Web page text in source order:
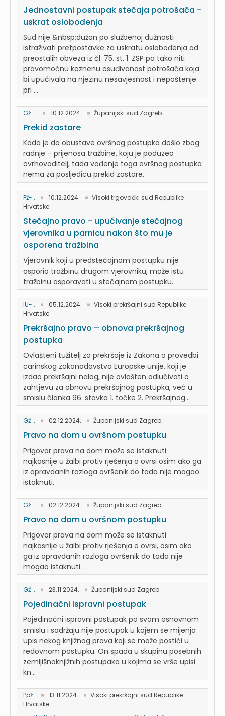
Jednostavni postupak stečaja potrošača -
uskrat oslobođenja
Sud nije &nbsp;dužan po službenoj dužnosti
istraživati pretpostavke za uskratu oslobođenja od
preostalih obveza iz čl. 75. st. 1. ZSP pa tako niti
pravomoćnu kaznenu osuđivanost potrošača koja
bi upućivala na njezinu nesavjesnost i nepoštenje
pri ...
Gž-... 10.12.2024. Županijski sud Zagreb
Prekid zastare
Kada je do obustave ovršnog postupka došlo zbog
radnje – prijenosa tražbine, koju je poduzeo
ovrhovoditelj, tada vođenje toga ovršnog postupka
nema za posljedicu prekid zastare.
Pž-... 10.12.2024.
Visoki trgovački sud Republike
Hrvatske
Stečajno pravo - upućivanje stečajnog
vjerovnika u parnicu nakon što mu je
osporena tražbina
Vjerovnik koji u predstečajnom postupku nije
osporio tražbinu drugom vjerovniku, može istu
tražbinu osporavati u stečajnom postupku.
IU-... 05.12.2024.
Visoki prekršajni sud Republike
Hrvatske
Prekršajno pravo – obnova prekršajnog
postupka
Ovlašteni tužitelj za prekršaje iz Zakona o provedbi
carinskog zakonodavstva Europske unije, koji je
izdao prekršajni nalog, nije ovlašten odlučivati o
zahtjevu za obnovu prekršajnog postupka, već u
smislu članka 96. stavka 1. točke 2. Prekršajnog...
Gž ... 02.12.2024. Županijski sud Zagreb
Pravo na dom u ovršnom postupku
Prigovor prava na dom može se istaknuti
najkasnije u žalbi protiv rješenja o ovrsi osim ako ga
iz opravdanih razloga ovršenik do tada nije mogao
istaknuti.
Gž ... 02.12.2024. Županijski sud Zagreb
Pravo na dom u ovršnom postupku
Prigovor prava na dom može se istaknuti
najkasnije u žalbi protiv rješenja o ovrsi, osim ako
ga iz opravdanih razloga ovršenik do tada nije
mogao istaknuti.
Gž ... 23.11.2024. Županijski sud Zagreb
Pojedinačni ispravni postupak
Pojedinačni ispravni postupak po svom osnovnom
smislu i sadržaju nije postupak u kojem se mijenja
upis nekog knjižnog prava koji se može postići u
redovnom postupku. On spada u skupinu posebnih
zemljišnoknjižnih postupaka u kojima se vrše upisi
kn...
Ppž... 13.11.2024.
Visoki prekršajni sud Republike
Hrvatske